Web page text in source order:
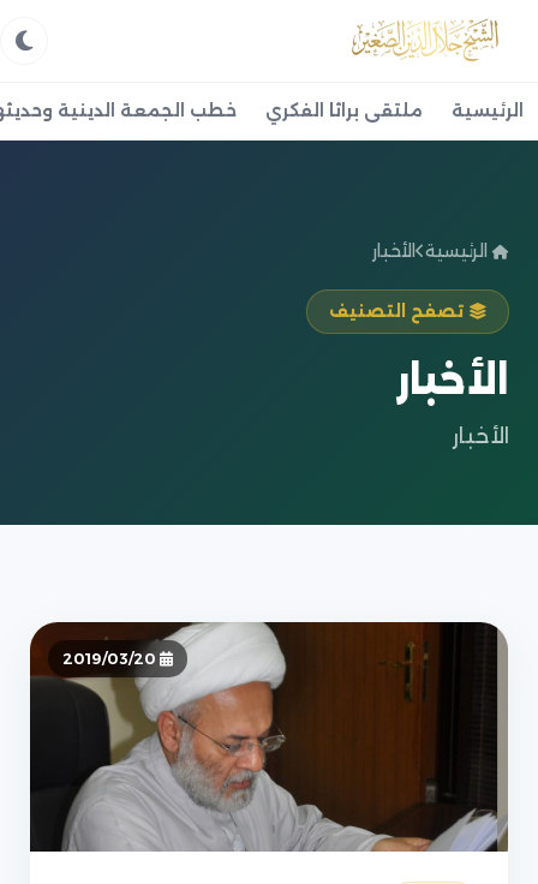
الرئيسية ملتقى براثا الفكري خطب الجمعة الدينية
الرئيسية الأخبار
تصفح التصنيف
الأخبار
الأخبار